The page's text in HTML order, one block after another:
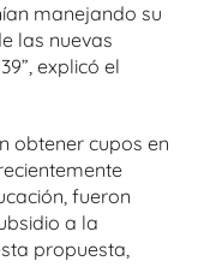
manejando su
las nuevas
explicó el
obtener cupos en
fueron
a la
propuesta,